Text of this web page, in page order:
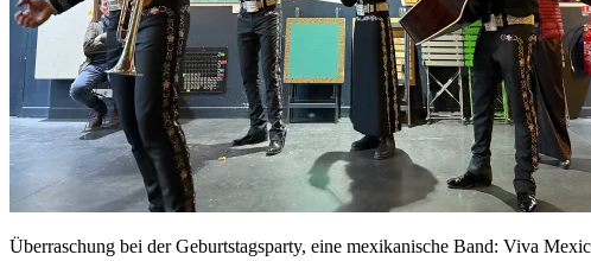
Überraschung bei der Geburtstagsparty, eine mexikanische Band: Viva